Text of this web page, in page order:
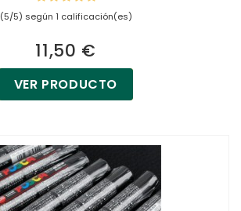
(5/5) según 1 calificación(es)
11,50 €
VER PRODUCTO